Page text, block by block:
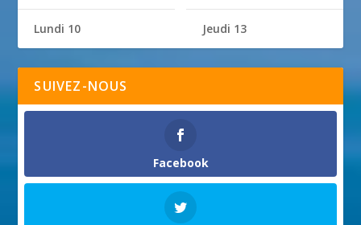
Lundi 10 Jeudi 13
SUIVEZ-NOUS
Facebook